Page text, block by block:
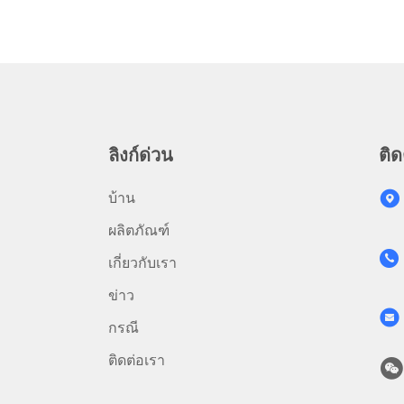
ลิงก์ด่วน
บ้าน
ผลิตภัณฑ์
เกี่ยวกับเรา
ข่าว
กรณี
ติดต่อเรา
ติด